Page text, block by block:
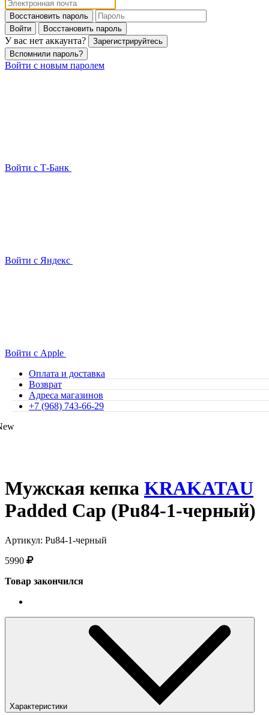
Восстановить пароль
Войти
Восстановить пароль
У вас нет аккаунта?
Зарегистрируйтесь
Вспомнили пароль?
Войти с новым паролем
Войти с Т-Банк
Войти с Яндекс
Войти с Apple
Оплата и доставка
Возврат
Адреса магазинов
+7 (968) 743-66-29
Мужская кепка KRAKATAU
Padded Cap (Pu84-1-черный)
Артикул: Pu84-1-черный
5990
Товар закончился
Характеристики